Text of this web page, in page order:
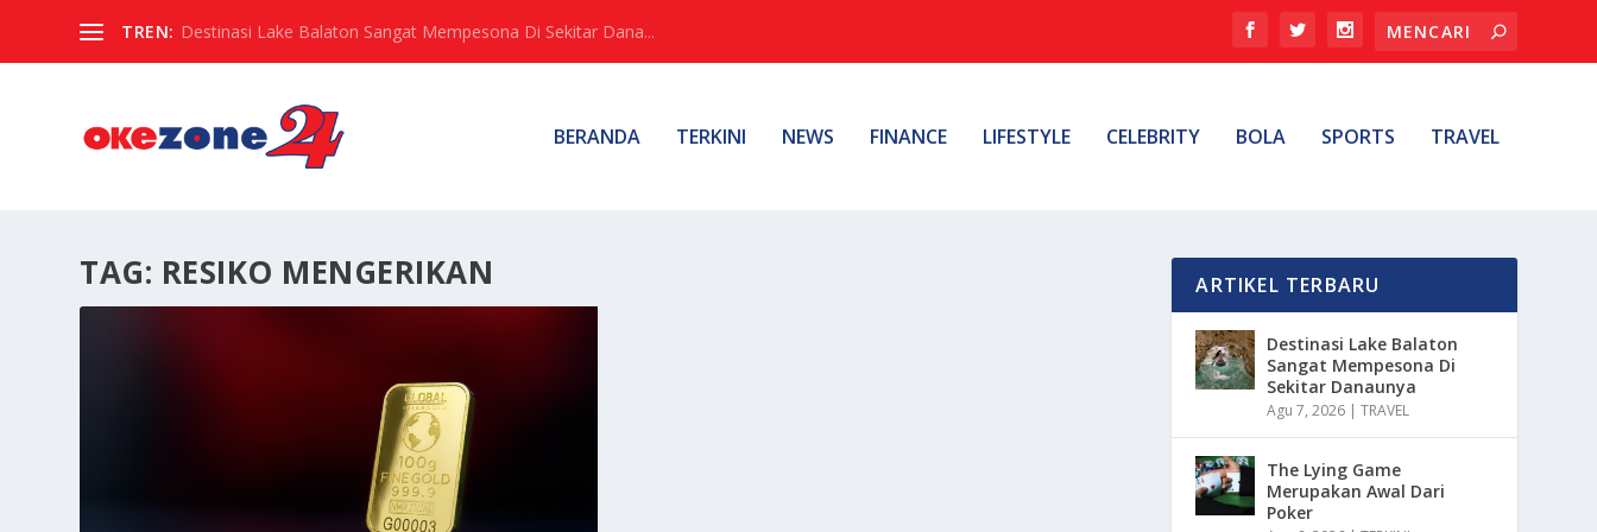
TREN: Destinasi Lake Balaton Sangat Mempesona Di Sekitar Dana...
BERANDA TERKINI NEWS FINANCE LIFESTYLE CELEBRITY BOLA SPORTS TRAVEL
TAG: RESIKO MENGERIKAN ARTIKEL TERBARU
Destinasi Lake Balaton
Sangat Mempesona Di
Sekitar Danaunya
Agu 7, 2026 |TRAVEL
The Lying Game
Merupakan Awal Dari
Poker